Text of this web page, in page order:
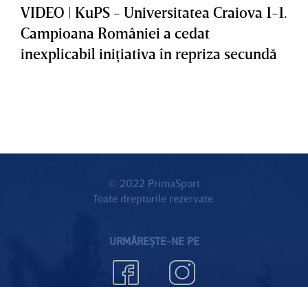
VIDEO | KuPS - Universitatea Craiova 1-1.
Campioana României a cedat
inexplicabil iniţiativa în repriza secundă
© 2022 PrimaSport
Toate drepturile rezervate.
URMĂREȘTE-NE PE